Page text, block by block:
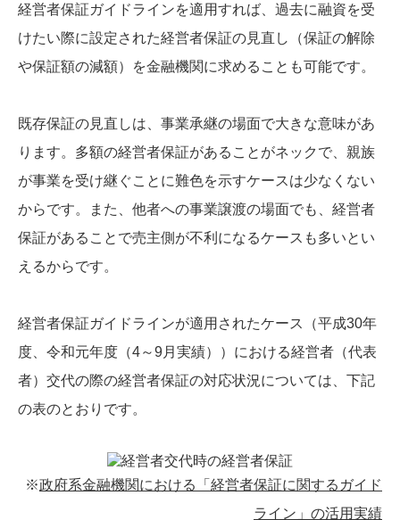
経営者保証ガイドラインを適用すれば、過去に融資を受
けたい際に設定された経営者保証の見直し（保証の解除
や保証額の減額）を金融機関に求めることも可能です。
既存保証の見直しは、事業承継の場面で大きな意味があ
ります。多額の経営者保証があることがネックで、親族
が事業を受け継ぐことに難色を示すケースは少なくない
からです。また、他者への事業譲渡の場面でも、経営者
保証があることで売主側が不利になるケースも多いとい
えるからです。
経営者保証ガイドラインが適用されたケース（平成30年
度、令和元年度（4～9月実績））における経営者（代表
者）交代の際の経営者保証の対応状況については、下記
の表のとおりです。
※政府系金融機関における「経営者保証に関するガイド
ライン」の活用実績